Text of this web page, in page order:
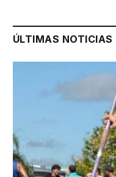
ÚLTIMAS NOTICIAS